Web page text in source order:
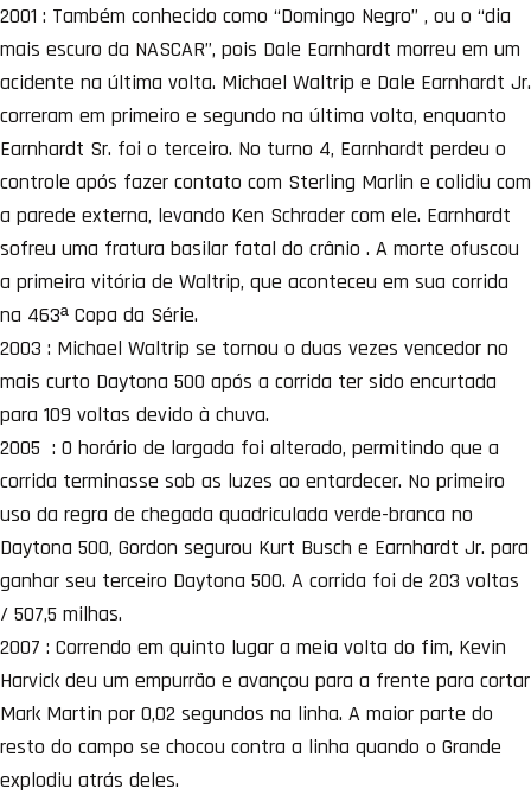
2001 : Também conhecido como “Domingo Negro” , ou o “dia
mais escuro da NASCAR”, pois Dale Earnhardt morreu em um
acidente na última volta. Michael Waltrip e Dale Earnhardt Jr.
correram em primeiro e segundo na última volta, enquanto
Earnhardt Sr. foi o terceiro. No turno 4, Earnhardt perdeu o
controle após fazer contato com Sterling Marlin e colidiu com
a parede externa, levando Ken Schrader com ele. Earnhardt
sofreu uma fratura basilar fatal do crânio . A morte ofuscou
a primeira vitória de Waltrip, que aconteceu em sua corrida
na 463ª Copa da Série.
2003 : Michael Waltrip se tornou o duas vezes vencedor no
mais curto Daytona 500 após a corrida ter sido encurtada
para 109 voltas devido à chuva.
2005 : O horário de largada foi alterado, permitindo que a
corrida terminasse sob as luzes ao entardecer. No primeiro
uso da regra de chegada quadriculada verde-branca no
Daytona 500, Gordon segurou Kurt Busch e Earnhardt Jr. para
ganhar seu terceiro Daytona 500. A corrida foi de 203 voltas
/ 507,5 milhas.
2007 : Correndo em quinto lugar a meia volta do fim, Kevin
Harvick deu um empurrão e avançou para a frente para cortar
Mark Martin por 0,02 segundos na linha. A maior parte do
resto do campo se chocou contra a linha quando o Grande
explodiu atrás deles.